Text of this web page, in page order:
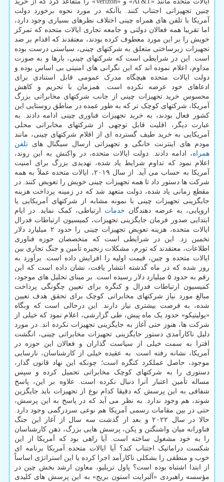
چنین تجهیزاتی اجتناب کنند. باآنکه در مورد نحوه برخورد دولت
آمریکا با تلفن های همراه چینی اختلاف نظرهای بسیاری وجود دارد،
اما تقریبا همه فعالان دولتی و جامعه تجاری ایالات متحده که تمرکز
خویش را بر این مورد معطوف کرده بودند، معتقدند که اقدام بر ضد
تجهیزات زیرساختی متعلق به شرکتهای چینی، سیاستی درست بوده
است. این در شرایطی است که شرکتهای چینی، بارها و به صورت
مداوم، اعلام نموده اند که این نگرانی های امنیتی بی اساس بوده و
دولت ایالات متحده هیچگاه مدرک عمومی قابل استنادی برای
ادعاهای خود عرضه نکرده است. همزمان با تحریم و کاهش
محسوس خرید تجهیزات چینی از جانب شرکتهای مخابراتی بزرگ
آمریکا، شرکتهای کوچک تر که به طور عمده در مناطق روستایی این
کشور فعال بودند، به خرید تجهیزات فناوری چینی ادامه دادند. به
عبارت دیگر، اقلیت قابل توجهی از شرکتهای مخابراتی محلی
آمریکایی به خرید طیف گسترده ای از اقلام شرکتهای چینی، مانند
مودم های اینترنت خانگی و تجهیزاتی ارسال سیگنال های تلفن
همراه، ادامه دادند. دولت ایالات متحده، در واکنش به این روند،
اعلام نمود که تداوم شرایط یاد شده، تهدیدی بزرگ برای امنیت
آمریکا به حساب می آید. از سال ۲۰۱۹، ایالات متحده عملاً به همه
شرکت ها دستور داد تا همه تجهیزات چینی خویش را تعویض کنند. در
مقطع زمانی یاد شده، دولت متعهد شد که در زمینه پرداخت هزینه
جایگزینی تجهیزات چینی با نمونه مشابه از شرکتهای آمریکایی یا
اروپایی، به عرضه دهندگان خدمات ارتباطی، کمک نماید. در ایام
ابتدایی صدور فرمان جایگزینی تجهیزات، کمیسیون ارتباطات فدرال
ایالات متحده، هزینه تعویض تجهیزات چینی را حدود ۲ میلیارد دلار
تخمین زد. این در شرایطی است که متخصصان حوزه فناوری
اطلاعات، معتقدند که تورم، مشکلات زنجیره تأمین و جنگ تجاری بین
ایالات متحده و چین، قیمت اولیه را افزایش داده است. برآورد به
روز شده که در ماه گذشته انتشار یافت، نشان داده است که این
رقم به حدود ۵ میلیارد دلار رسیده است. بر مبنای تحلیل های موجود،
کمیسیون ارتباطات فدرال و کنگره برای تعیین چگونگی پرداخت
مبالغ مورد نیاز شرکتهای مخابراتی کوچک برای تحقق هدف تعیین
شده، به فرصت بیشتری نیاز دارند. این درحالی است که وبگاه
«پولیتیکو» حدود یک ماه پیش، طی گزارشی، اعلام نمود که خیلی از
شرکت ها، هنوز حتی آغاز به جایگزینی تجهیزات نکرده اند. در مورد
دلیل ناکارآمدی دستور جایگزینی تجهیزات مخابراتی چینی، انگشت
افترا به سمت خیلی از سیاست گذاران و فعالان این حوزه در
آمریکا، نشانه رفته است. به عقیده خیلی از کارشناسان، نارسایی
موجود، حاصل عملکرد کنگره است؛ چونکه این نهاد قانون گذار،
دستوری را به شرکتهای کوچک مخابراتی تحمیل کرده و سپس
مساله تأمین اعتبار آنرا دنبال نکرده است. علاوه بر این، پاسخ
شفافی به این پرسش که دقیقا کدام نوع از تجهیزات باید جایگزین
شوند، هم وجود ندارد. به نظر می آید که در پاسخ به این پرسش،
حتی در بین مقامات رسمی آمریکا هم نوعی سردرگمی وجود دارد.
حالا در سال ۲۰۲۲ و بعد از گذشت سه سال از آغاز این جنگ
فناورانه میان واشنگتن و پکن، پرسش هایی بزرگ، ذهن کارشناسان
را به خود مشغول ساخته است. آیا راهی بود که آمریکا از این
شکست دراماتیک اجتناب کند؟ آیا ایالات متحده آمریکا برنامه ای
خوب و منطقی را بشکلی ناکارآمد اجرا کرده یا این استراتژی اساساً
از ابتدا اشتباه بوده است؟ پاول تریلیو، معاون ارشد بخش چین در
مؤسسه راهبردی «آلبرایت استون بریج» به این پرسش های کلیدی